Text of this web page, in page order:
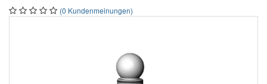
(0 Kundenmeinungen)